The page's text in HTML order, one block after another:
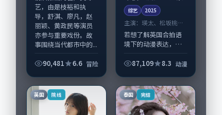
艺，由是枝裕和执
导，舒淇、廖凡，赵
丽颖、黄政民等演员
亦参与重要戏份。故
事围绕当代都市中的...
90,481 6.6 冒险
综艺 2025
主演：瑛太、松坂桃李
等
若想了解英国合拍语
境下的动漫表达，
票》值得关注：剧情
松坂桃李与配角群戏
并重。影片2025年
面...
87,109 8.3 动漫
英国 院线 泰国 完结